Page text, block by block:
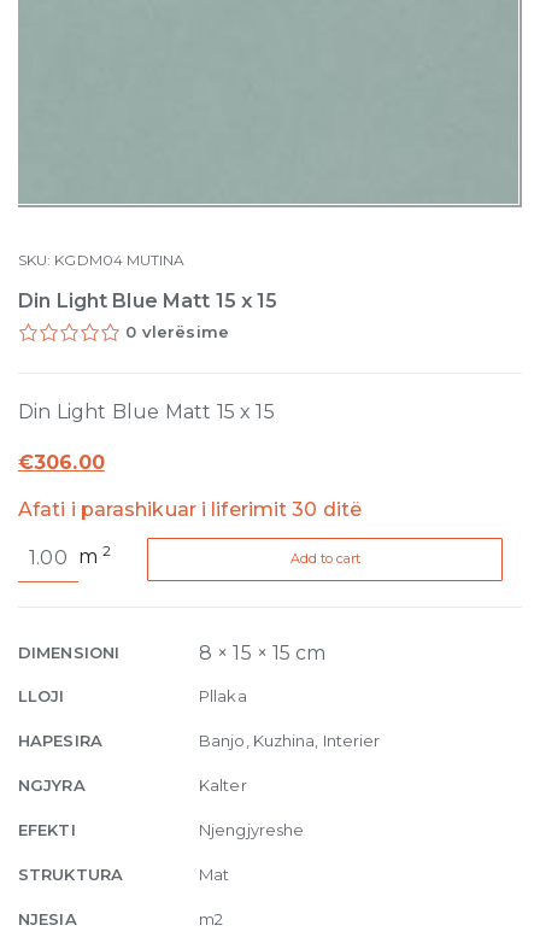
SKU: KGDM04 MUTINA
Din Light Blue Matt 15 x 15
0 vlerësime
Din Light Blue Matt 15 x 15
€306.00
Afati i parashikuar i liferimit 30 ditë
Light
15
15
quantity
m2 Add to cart
DIMENSIONI 8 × 15 × 15 cm
LLOJI Pllaka
HAPESIRA Banjo, Kuzhina, Interier
NGJYRA Kalter
EFEKTI Njengjyreshe
STRUKTURA Mat
NJESIA m2